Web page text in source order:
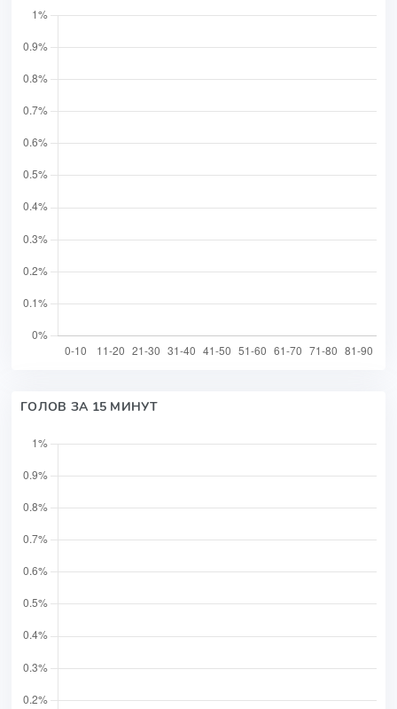
ГОЛОВ ЗА 15 МИНУТ